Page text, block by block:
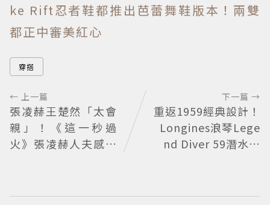
ke Rift忍者鞋都推出芭蕾舞鞋版本！兩雙
都正中審美紅心
穿搭
← 上一篇
張凌赫王楚然「太會
親」！《這一秒過
火》張凌赫人夫感爆
下一篇 →
重返1959經典設計！
Longines浪琴Lege
nd Diver 59潛水表